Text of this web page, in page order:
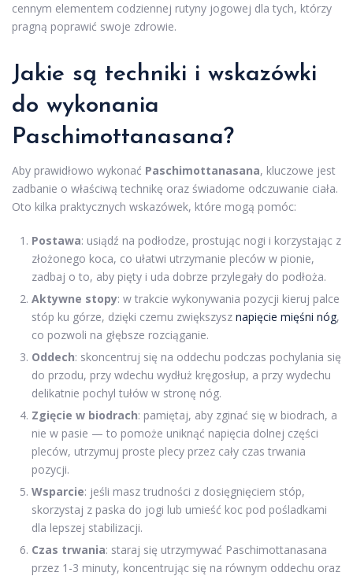
cennym elementem codziennej rutyny jogowej dla tych, którzy
pragną poprawić swoje zdrowie.
Jakie są techniki i wskazówki
do wykonania
Paschimottanasana?
Aby prawidłowo wykonać Paschimottanasana, kluczowe jest
zadbanie o właściwą technikę oraz świadome odczuwanie ciała.
Oto kilka praktycznych wskazówek, które mogą pomóc:
Postawa: usiądź na podłodze, prostując nogi i korzystając z
złożonego koca, co ułatwi utrzymanie pleców w pionie,
zadbaj o to, aby pięty i uda dobrze przylegały do podłoża.
Aktywne stopy: w trakcie wykonywania pozycji kieruj palce
stóp ku górze, dzięki czemu zwiększysz napięcie mięśni nóg,
co pozwoli na głębsze rozciąganie.
Oddech: skoncentruj się na oddechu podczas pochylania się
do przodu, przy wdechu wydłuż kręgosłup, a przy wydechu
delikatnie pochyl tułów w stronę nóg.
Zgięcie w biodrach: pamiętaj, aby zginać się w biodrach, a
nie w pasie — to pomoże uniknąć napięcia dolnej części
pleców, utrzymuj proste plecy przez cały czas trwania
pozycji.
Wsparcie: jeśli masz trudności z dosięgnięciem stóp,
skorzystaj z paska do jogi lub umieść koc pod pośladkami
dla lepszej stabilizacji.
Czas trwania: staraj się utrzymywać Paschimottanasana
przez 1-3 minuty, koncentrując się na równym oddechu oraz